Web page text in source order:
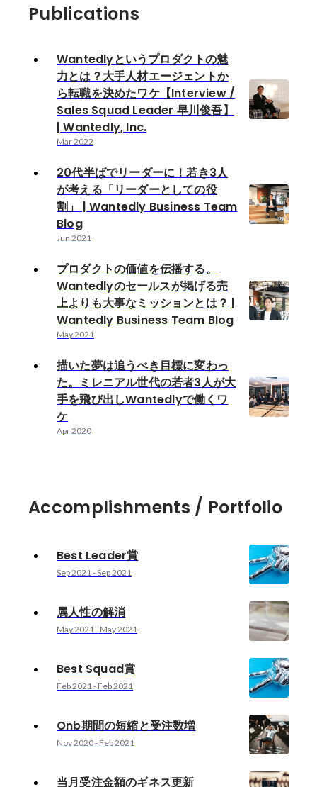
Publications
Wantedlyというプロダクトの魅
力とは？大手人材エージェントか
ら転職を決めたワケ【Interview /
Sales Squad Leader 早川俊吾】
| Wantedly, Inc.
Mar 2022
20代半ばでリーダーに！若き3人
が考える「リーダーとしての役
割」 | Wantedly Business Team
Blog
Jun 2021
プロダクトの価値を伝播する。
Wantedlyのセールスが掲げる売
上よりも大事なミッションとは？ |
Wantedly Business Team Blog
May 2021
描いた夢は追うべき目標に変わっ
た。ミレニアル世代の若者3人が大
手を飛び出しWantedlyで働くワ
ケ
Apr 2020
Accomplishments / Portfolio
Best Leader賞
Sep 2021-Sep 2021
属人性の解消
May 2021- May 2021
Best Squad賞
Feb 2021- Feb 2021
Onb期間の短縮と受注数増
Nov 2020- Feb 2021
当月受注金額のギネス更新